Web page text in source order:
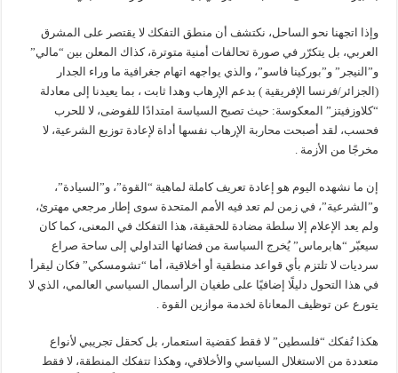
وإذا اتجهنا نحو الساحل، نكتشف أن منطق التفكك لا يقتصر على المشرق
العربي، بل يتكرّر في صورة تحالفات أمنية متوترة، كذاك المعلن بين “مالي”
و”النيجر” و”بوركينا فاسو”، والذي يواجهه اتهام جغرافية ما وراء الجدار
(الجزائر/فرنسا الإفريقية ) بدعم الإرهاب وهدا ثابت ، بما يعيدنا إلى معادلة
“كلاوزفيتز” المعكوسة: حيث تصبح السياسة امتدادًا للفوضى، لا للحرب
فحسب، لقد أصبحت محاربة الإرهاب نفسها أداة لإعادة توزيع الشرعية، لا
مخرجًا من الأزمة .
إن ما نشهده اليوم هو إعادة تعريف كاملة لماهية “القوة”، و”السيادة”،
و”الشرعية”، في زمن لم تعد فيه الأمم المتحدة سوى إطار مرجعي مهترئ،
ولم يعد الإعلام إلا سلطة مضادة للحقيقة، هذا التفكك في المعنى، كما كان
سيعبّر “هابرماس” يُخرج السياسة من فضائها التداولي إلى ساحة صراع
سرديات لا تلتزم بأي قواعد منطقية أو أخلاقية، أما “تشومسكي” فكان ليقرأ
في هذا التحول دليلًا إضافيًا على طغيان الرأسمال السياسي العالمي، الذي لا
يتورع عن توظيف المعاناة لخدمة موازين القوة .
هكذا تُفكك “فلسطين” لا فقط كقضية استعمار، بل كحقل تجريبي لأنواع
متعددة من الاستغلال السياسي والأخلاقي، وهكذا تتفكك المنطقة، لا فقط